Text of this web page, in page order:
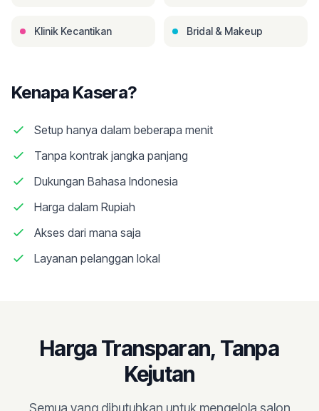
Klinik Kecantikan Bridal & Makeup
Kenapa Kasera?
Setup hanya dalam beberapa menit
Tanpa kontrak jangka panjang
Dukungan Bahasa Indonesia
Harga dalam Rupiah
Akses dari mana saja
Layanan pelanggan lokal
Harga Transparan, Tanpa
Kejutan
Semua yang dibutuhkan untuk mengelola salon